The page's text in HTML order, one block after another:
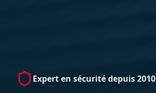
Expert en sécurité depuis 2010